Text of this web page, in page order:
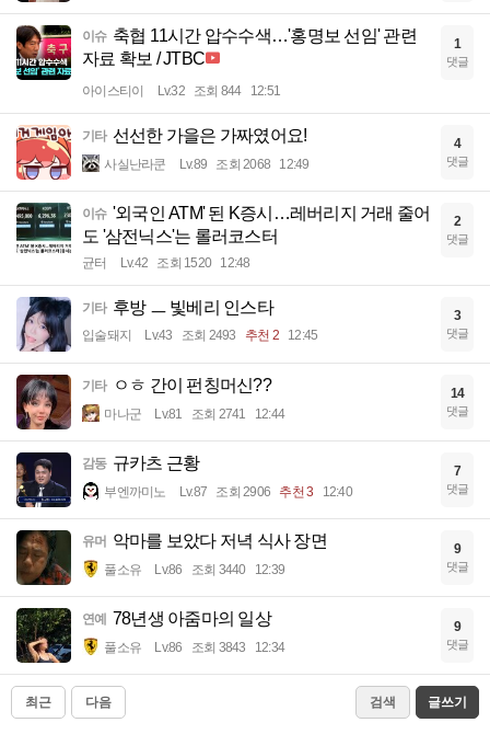
이슈 축협 11시간 압수수색…'홍명보 선임' 관련
자료 확보 / JTBC
아이스티이 Lv.32 조회 844 12:51
1
댓글
기타 선선한 가을은 가짜였어요!
사실난라쿤 Lv.89 조회 2068 12:49
4
댓글
이슈 '외국인 ATM' 된 K증시…레버리지 거래 줄어
도 '삼전닉스'는 롤러코스터
균터 Lv.42 조회 1520 12:48
2
댓글
기타 후방 ㅡ 빛베리 인스타
입술돼지 Lv.43 조회 2493 추천 2 12:45
3
댓글
기타 ㅇㅎ 간이 펀칭머신??
마나군 Lv.81 조회 2741 12:44
14
댓글
감동 규카츠 근황
부엔까미노 Lv.87 조회 2906 추천 3 12:40
7
댓글
유머 악마를 보았다 저녁 식사 장면
풀소유 Lv.86 조회 3440 12:39
9
댓글
연예 78년생 아줌마의 일상
풀소유 Lv.86 조회 3843 12:34
9
댓글
최근 다음 검색 글쓰기